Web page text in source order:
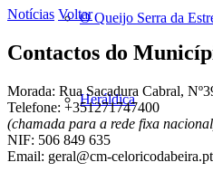
O Queijo Serra da
Heráldica
Notícias Voltar
Contactos do
Morada: Rua Sacadura Cabral,
Telefone: +351271747400
(chamada para a rede fixa
NIF: 506 849 635
Email: geral@cm-celoricodabeira.pt